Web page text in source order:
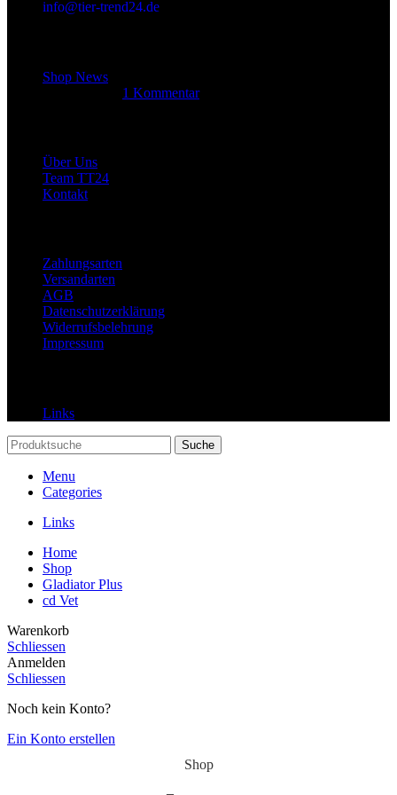
info@tier-trend24.de
Shop News
1 Kommentar
Über Uns
Team TT24
Kontakt
Zahlungsarten
Versandarten
AGB
Datenschutzerklärung
Widerrufsbelehrung
Impressum
Links
Suche
Menu
Categories
Links
Home
Shop
Gladiator Plus
cd Vet
Warenkorb
Schliessen
Anmelden
Schliessen
Noch kein Konto?
Ein Konto erstellen
Shop